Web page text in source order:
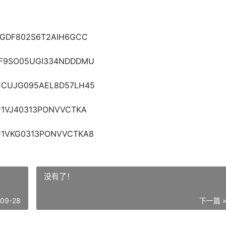
28
没有了！
下一篇 »